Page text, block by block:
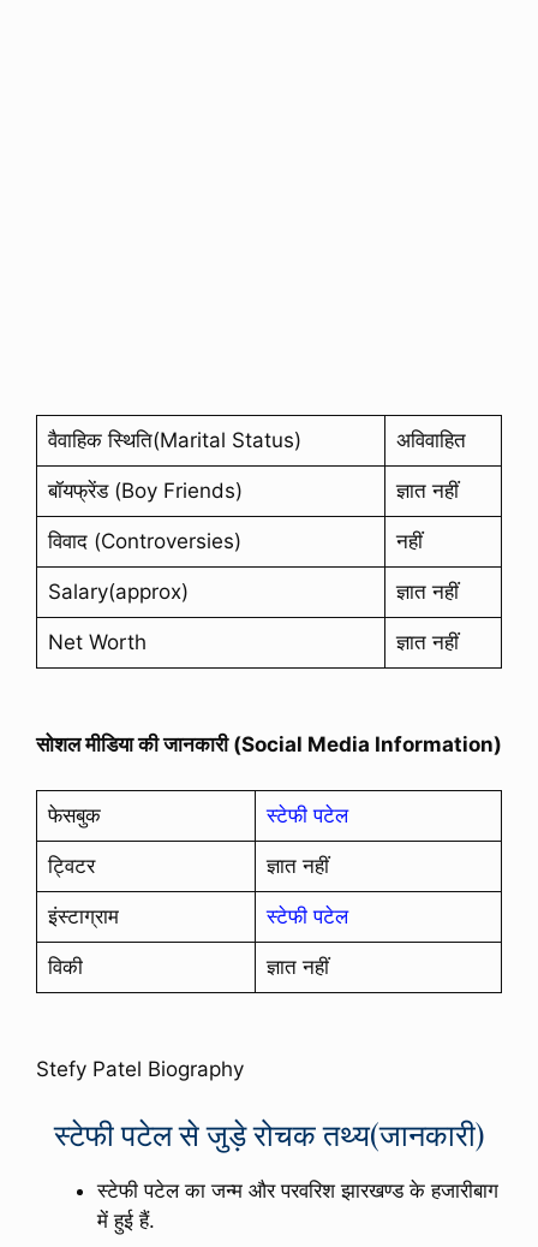
वैवाहिक स्थिति(Marital Status) अविवाहित
बॉयफ्रेंड (Boy Friends) ज्ञात नहीं
विवाद (Controversies) नहीं
Salary(approx) ज्ञात नहीं
Net Worth ज्ञात नहीं
सोशल मीडिया की जानकारी (Social Media Information)
फेसबुक स्टेफी पटेल
ट्विटर ज्ञात नहीं
इंस्टाग्राम स्टेफी पटेल
विकी ज्ञात नहीं
Stefy Patel Biography
स्टेफी पटेल से जुड़े रोचक तथ्य(जानकारी)
स्टेफी पटेल का जन्म और परवरिश झारखण्ड के हजारीबाग
में हुई हैं.